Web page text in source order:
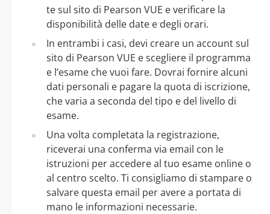
te sul sito di Pearson VUE e verificare la
disponibilità delle date e degli orari.
In entrambi i casi, devi creare un account sul
sito di Pearson VUE e scegliere il programma
e l’esame che vuoi fare. Dovrai fornire alcuni
dati personali e pagare la quota di iscrizione,
che varia a seconda del tipo e del livello di
esame.
Una volta completata la registrazione,
riceverai una conferma via email con le
istruzioni per accedere al tuo esame online o
al centro scelto. Ti consigliamo di stampare o
salvare questa email per avere a portata di
mano le informazioni necessarie.